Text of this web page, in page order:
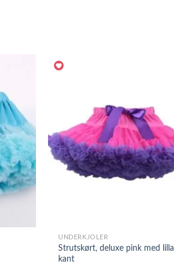
UNDERKJOLER
Strutskørt, deluxe pink med lilla
kant